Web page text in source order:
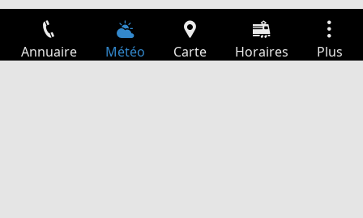
Annuaire Météo Carte Horaires Plus